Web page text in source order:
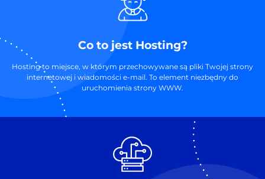
Co to jest Hosting?
Hosting to miejsce, w którym przechowywane są pliki Twojej strony
internetowej i wiadomości e-mail. To element niezbędny do
uruchomienia strony WWW.